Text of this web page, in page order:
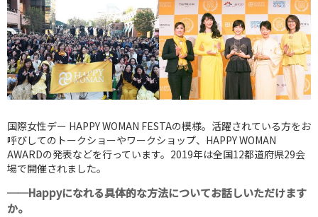
国際女性デー HAPPY WOMAN FESTAの模様。活躍されている方をお
呼びしてのトークショーやワークショップ、HAPPY WOMAN
AWARDの発表などを行っています。2019年は全国12都道府県29会
場で開催されました。
──Happyになれる具体的な方法についてお話しいただけます
か。